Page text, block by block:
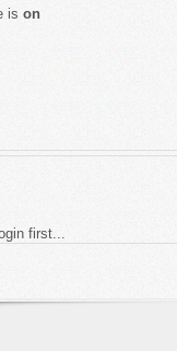
ison
first...